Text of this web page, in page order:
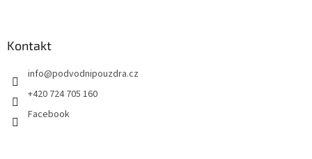
Kontakt
info@podvodnipouzdra.cz
+420 724 705 160
Facebook